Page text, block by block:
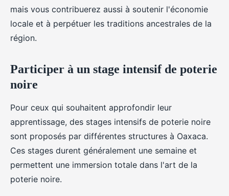
mais vous contribuerez aussi à soutenir l'économie
locale et à perpétuer les traditions ancestrales de la
région.
Participer à un stage intensif de poterie
noire
Pour ceux qui souhaitent approfondir leur
apprentissage, des stages intensifs de poterie noire
sont proposés par différentes structures à Oaxaca.
Ces stages durent généralement une semaine et
permettent une immersion totale dans l'art de la
poterie noire.